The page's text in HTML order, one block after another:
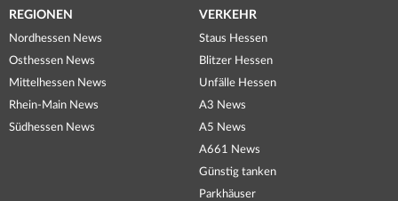
REGIONEN
Nordhessen News
Osthessen News
Mittelhessen News
Rhein-Main News
Südhessen News
VERKEHR
Staus Hessen
Blitzer Hessen
Unfälle Hessen
A3 News
A5 News
A661 News
Günstig tanken
Parkhäuser